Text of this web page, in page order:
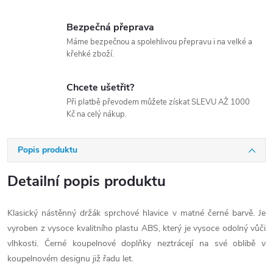
Bezpečná přeprava
Máme bezpečnou a spolehlivou přepravu i na velké a
křehké zboží.
Chcete ušetřit?
Při platbě převodem můžete získat SLEVU AŽ 1000
Kč na celý nákup.
Popis produktu
Detailní popis produktu
Klasický nástěnný držák sprchové hlavice v matné černé barvě. Je
vyroben z vysoce kvalitního plastu ABS, který je vysoce odolný vůči
vlhkosti. Černé koupelnové doplňky neztrácejí na své oblibě v
koupelnovém designu již řadu let.